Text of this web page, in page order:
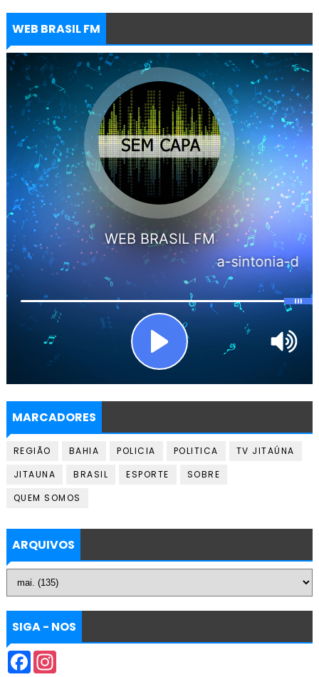
WEB BRASIL FM
MARCADORES
REGIÃO BAHIA POLICIA POLITICA
TV JITAÚNA
JITAUNA
BRASIL ESPORTE
SOBRE
QUEM SOMOS
ARQUIVOS
SIGA - NOS
F
I